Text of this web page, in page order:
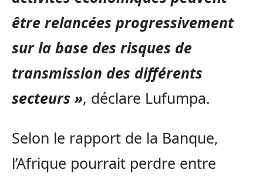
être relancées progressivement
sur la base des risques de
transmission des différents
secteurs », déclare Lufumpa.
Selon le rapport de la Banque,
l’Afrique pourrait perdre entre